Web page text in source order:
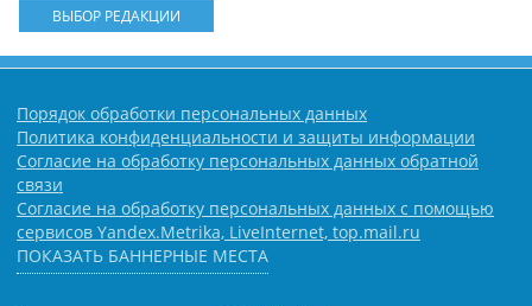
ВЫБОР РЕДАКЦИИ
Порядок обработки персональных данных
Политика конфиденциальности и защиты информации
Согласие на обработку персональных данных обратной
связи
Согласие на обработку персональных данных с помощью
сервисов Yandex.Metrika, LiveInternet, top.mail.ru
ПОКАЗАТЬ БАННЕРНЫЕ МЕСТА